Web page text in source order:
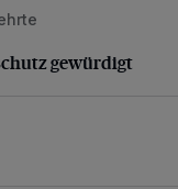
gewürdigt
gewürdigt